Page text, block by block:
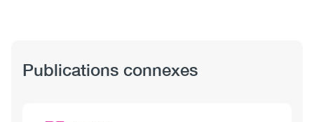
Publications connexes